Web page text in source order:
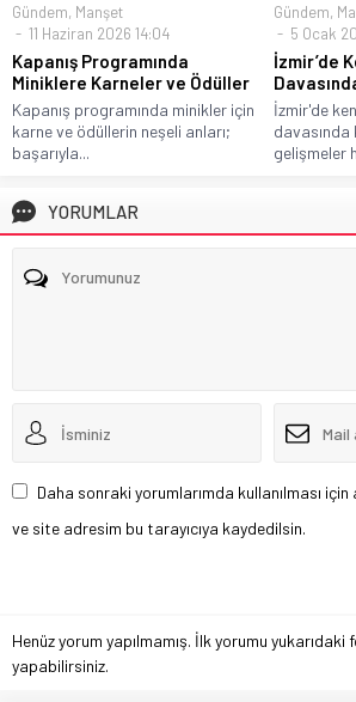
Gündem, Manşet
11 Haziran 2026 14:04
Kapanış Programında
Miniklere Karneler ve Ödüller
Kapanış programında minikler için
karne ve ödüllerin neşeli anları;
başarıyla...
Gündem,
5 Ocak
İzmir’de
İzmir'de
gelişmeler
YORUMLAR
Daha sonraki yorumlarımda kullanılması
ve site adresim bu tarayıcıya kaydedilsin.
Henüz yorum yapılmamış. İlk yorumu yukarıdaki
yapabilirsiniz.